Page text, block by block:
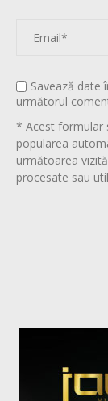
Savează date
următorul
* Acest formular
popularea
următoarea
procesate sau